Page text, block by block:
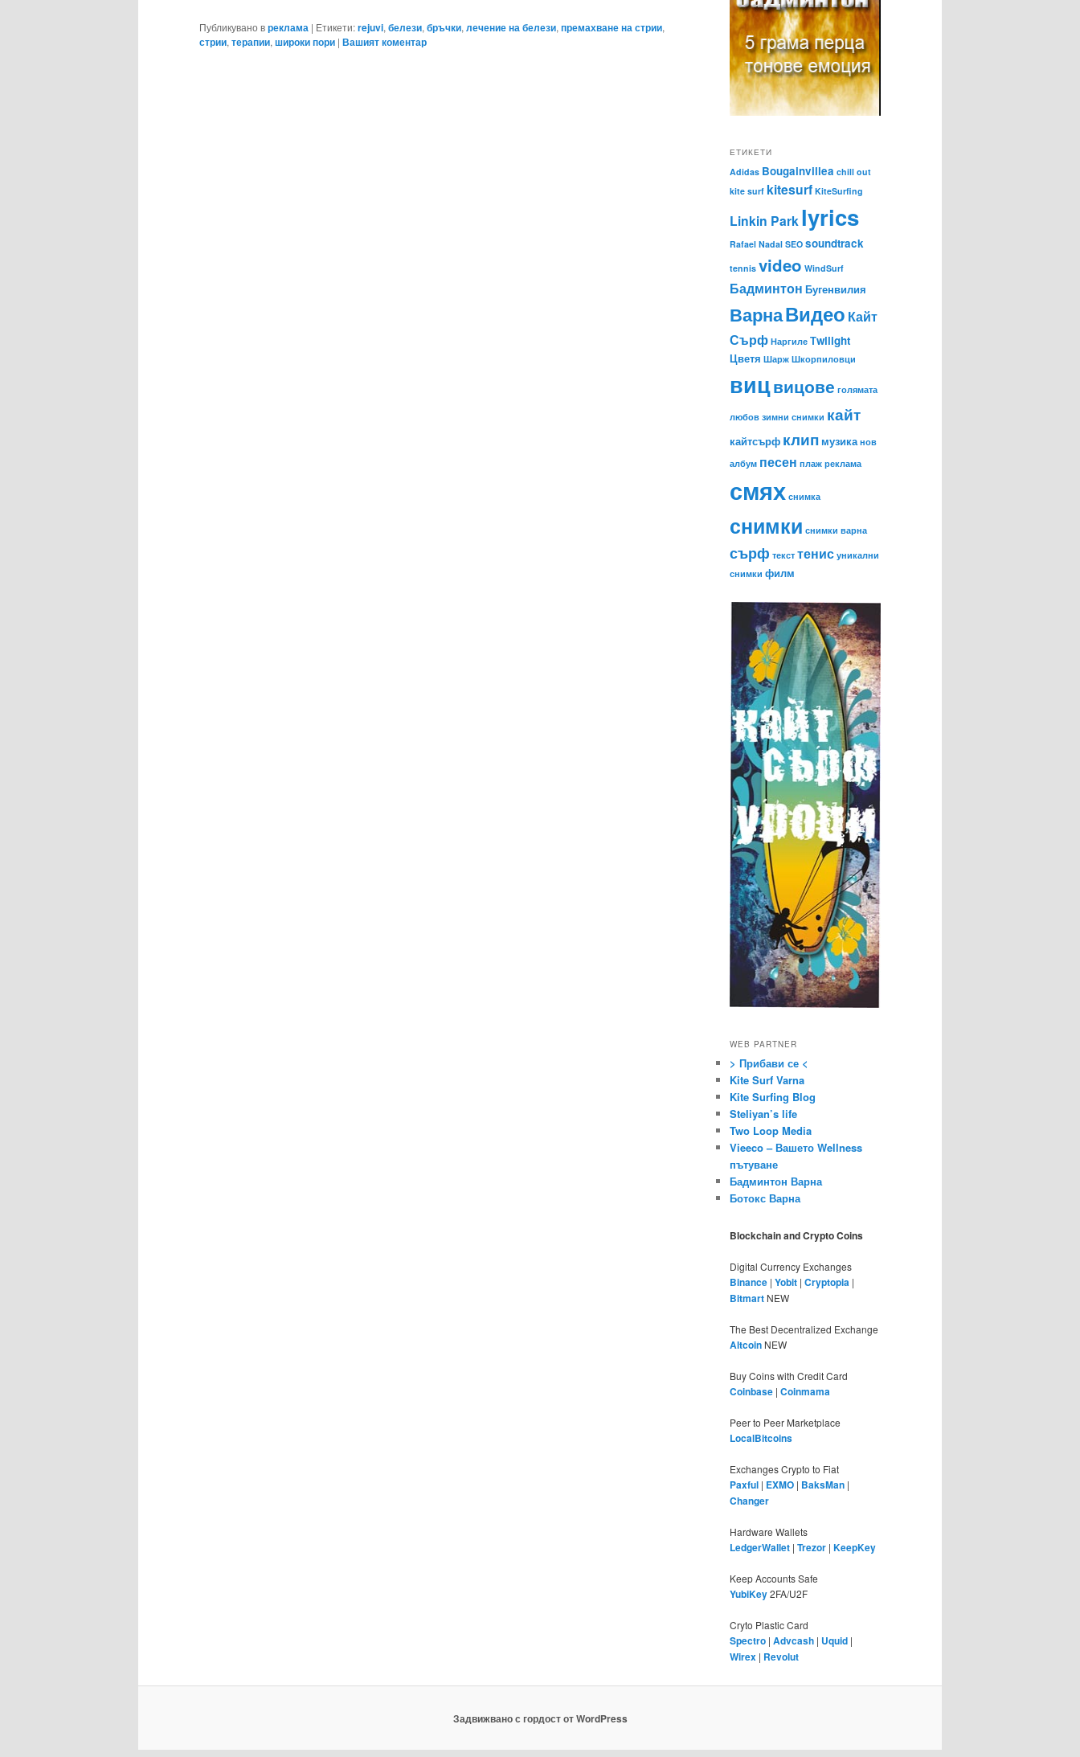
Публикувано вреклама | Етикети:rejuvi, белези, бръчки, лечение на белези, премахване на стрии,
стрии, терапии, широки пори | Вашият коментар
ЕТИКЕТИ
Adidas Bougainvillea chill out
kite surf kitesurf KiteSurfing
Linkin Parklyrics
Rafael Nadal SEO soundtrack
tennis video WindSurf
Бадминтон Бугенвилия
ВарнаВидео Кайт
Сърф Наргиле Тwilight
Цветя Шарж Шкорпиловци
вицвицове голямата
любов зимни снимки кайт
кайтсърф клип музика нов
албум песен плаж реклама
смях снимка
снимки снимки варна
сърф текст тенис уникални
снимки филм
WEB PARTNER
> Прибави се <
Kite Surf Varna
Kite Surfing Blog
Steliyan’s life
Two Loop Media
Vieeco – Вашето Wellness
пътуване
Бадминтон Варна
Ботокс Варна
Blockchain and Crypto Coins
Digital Currency Exchanges
Binance | Yobit | Cryptopia |
Bitmart NEW
The Best Decentralized Exchange
Altcoin NEW
Buy Coins with Credit Card
Coinbase | Coinmama
Peer to Peer Marketplace
LocalBitcoins
Exchanges Crypto to Fiat
Paxful | EXMO | BaksMan |
Changer
Hardware Wallets
LedgerWallet | Trezor | KeepKey
Keep Accounts Safe
YubiKey2FA/U2F
Cryto Plastic Card
Spectro | Advcash | Uquid |
Wirex | Revolut
Задвижвано с гордост от WordPress